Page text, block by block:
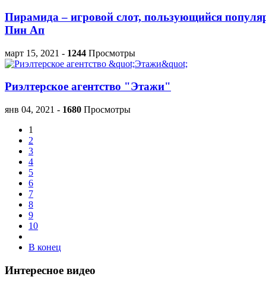
Пирамида – игровой слот, пользующийся
Пин Ап
март 15, 2021 - 1244 Просмотры
Риэлтерское агентство "Этажи"
янв 04, 2021 - 1680 Просмотры
1
2
3
4
5
6
7
8
9
10
В конец
Интересное видео